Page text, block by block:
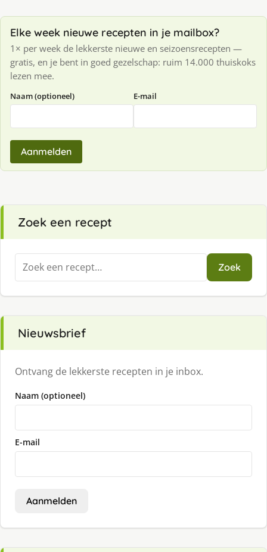
Elke week nieuwe recepten in je mailbox?
1× per week de lekkerste nieuwe en seizoensrecepten —
gratis, en je bent in goed gezelschap: ruim 14.000 thuiskoks
lezen mee.
Naam (optioneel) E-mail
Aanmelden
Zoek een recept
Zoeken
naar:
Zoek
Nieuwsbrief
Ontvang de lekkerste recepten in je inbox.
Naam (optioneel)
E-mail
Aanmelden